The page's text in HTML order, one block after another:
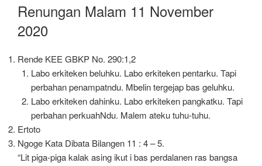
Renungan Malam 11 November
2020
Rende KEE GBKP No. 290:1,2
Labo erkiteken beluhku. Labo erkiteken pentarku. Tapi
perbahan penampatndu. Mbelin tergejap bas geluhku.
Labo erkiteken dahinku. Labo erkiteken pangkatku. Tapi
perbahan perkuahNdu. Malem ateku tuhu-tuhu.
Ertoto
Ngoge Kata Dibata Bilangen 11 : 4 – 5.
“Lit piga-piga kalak asing ikut i bas perdalanen ras bangsa